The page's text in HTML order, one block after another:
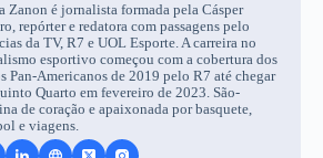
Zanon é jornalista formada pela Cásper
repórter e redatora com passagens pelo
da TV, R7 e UOL Esporte. A carreira no
esportivo começou com a cobertura dos
Pan-Americanos de 2019 pelo R7 até chegar
Quarto em fevereiro de 2023. São-
de coração e apaixonada por basquete,
e viagens.